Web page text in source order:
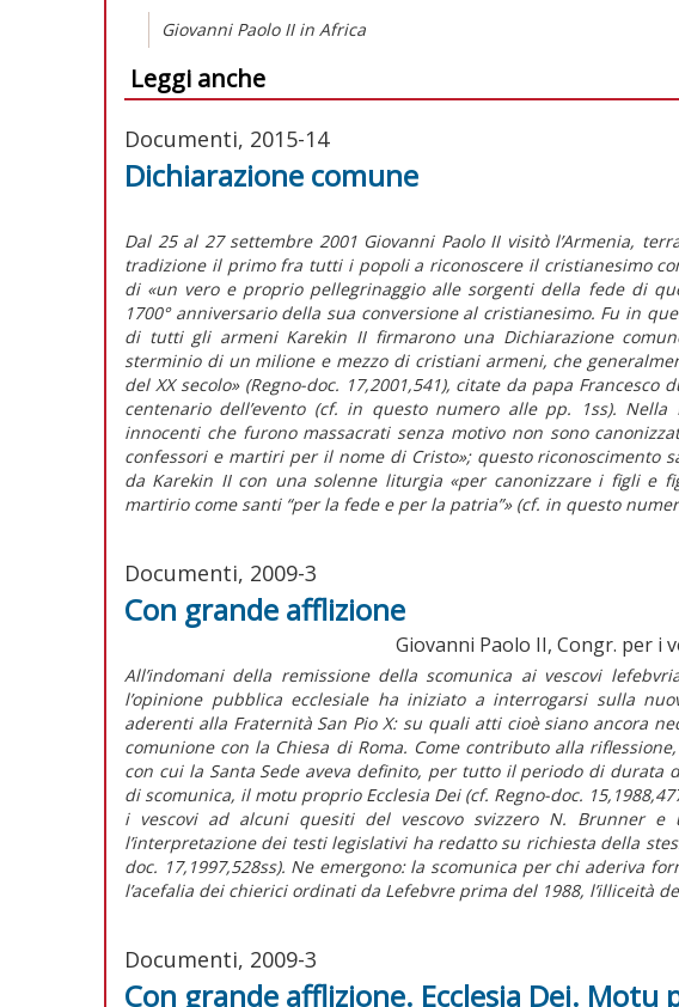
Giovanni Paolo II in Africa
Leggi anche
Documenti, 2015-14
Dichiarazione comune
Dal 25 al 27 settembre 2001 Giovanni Paolo II visitò l’Armenia,
tradizione il primo fra tutti i popoli a riconoscere il cristianesimo
di «un vero e proprio pellegrinaggio alle sorgenti della fede di
1700° anniversario della sua conversione al cristianesimo. Fu in
di tutti gli armeni Karekin II firmarono una Dichiarazione
sterminio di un milione e mezzo di cristiani armeni, che
del XX secolo» (Regno-doc. 17,2001,541), citate da papa
centenario dell’evento (cf. in questo numero alle pp. 1ss).
innocenti che furono massacrati senza motivo non sono
confessori e martiri per il nome di Cristo»; questo riconoscimento
da Karekin II con una solenne liturgia «per canonizzare i figli e
martirio come santi “per la fede e per la patria”» (cf. in questo
Documenti, 2009-3
Con grande afflizione
Giovanni Paolo II, Congr. per i
All’indomani della remissione della scomunica ai vescovi
l’opinione pubblica ecclesiale ha iniziato a interrogarsi sulla
aderenti alla Fraternità San Pio X: su quali atti cioè siano ancora
comunione con la Chiesa di Roma. Come contributo alla
con cui la Santa Sede aveva definito, per tutto il periodo di durata
di scomunica, il motu proprio Ecclesia Dei (cf. Regno-doc.
i vescovi ad alcuni quesiti del vescovo svizzero N. Brunner
l’interpretazione dei testi legislativi ha redatto su richiesta della
doc. 17,1997,528ss). Ne emergono: la scomunica per chi aderiva
l’acefalia dei chierici ordinati da Lefebvre prima del 1988, l’illiceità
Documenti, 2009-3
Con grande afflizione. Ecclesia Dei. Motu